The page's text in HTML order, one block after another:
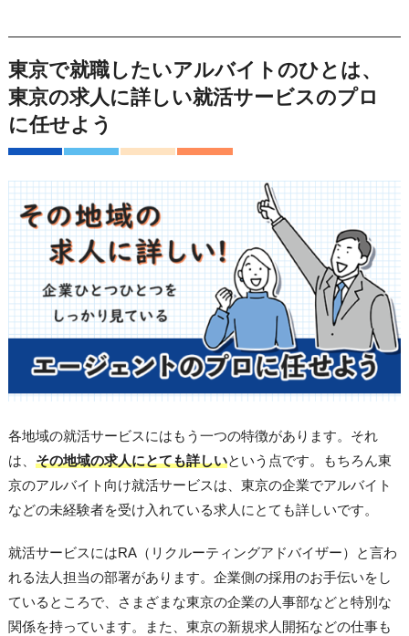
東京で就職したいアルバイトのひとは、
東京の求人に詳しい就活サービスのプロ
に任せよう
各地域の就活サービスにはもう一つの特徴があります。それ
は、 その地域の求人にとても詳しいという点です。もちろん東
京のアルバイト向け就活サービスは、東京の企業でアルバイト
などの未経験者を受け入れている求人にとても詳しいです。
就活サービスにはRA（リクルーティングアドバイザー）と言わ
れる法人担当の部署があります。企業側の採用のお手伝いをし
ているところで、さまざまな東京の企業の人事部などと特別な
関係を持っています。また、東京の新規求人開拓などの仕事も